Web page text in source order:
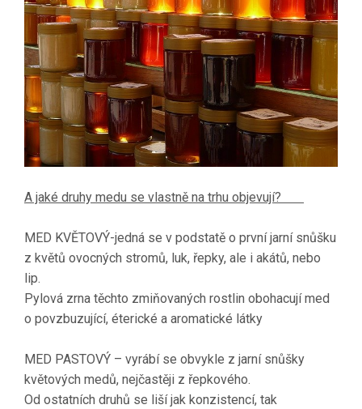
A jaké druhy medu se vlastně na trhu objevují?
MED KVĚTOVÝ-jedná se v podstatě o první jarní snůšku
z květů ovocných stromů, luk, řepky, ale i akátů, nebo
lip.
Pylová zrna těchto zmiňovaných rostlin obohacují med
o povzbuzující, éterické a aromatické látky
MED PASTOVÝ – vyrábí se obvykle z jarní snůšky
květových medů, nejčastěji z řepkového.
Od ostatních druhů se liší jak konzistencí, tak